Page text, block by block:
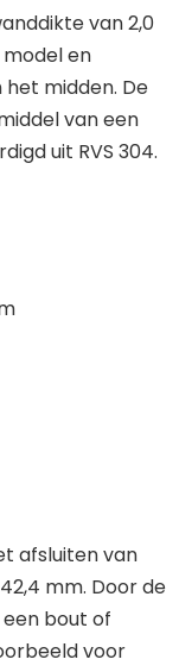
van 2,0
en
het midden. De
van een
uit RVS 304.
afsluiten van
mm. Door de
bout of
voor